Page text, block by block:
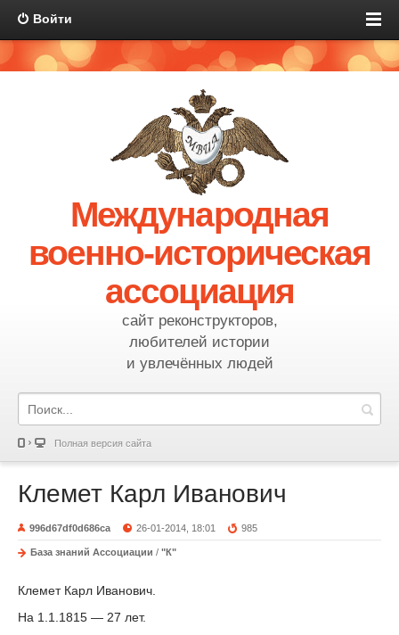
Войти
Международная
военно-историческая
ассоциация
сайт реконструкторов,
любителей истории
и увлечённых людей
Полная версия сайта
Клемет Карл Иванович
996d67df0d686ca 26-01-2014, 18:01 985
База знаний Ассоциации / "К"
Клемет Карл Иванович.
На 1.1.1815 — 27 лет.